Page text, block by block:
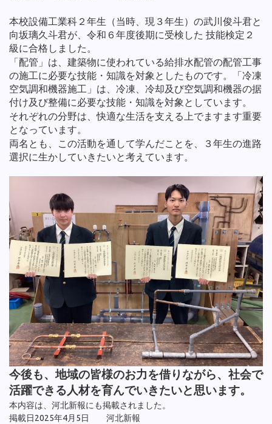
本校設備工業科２年生（当時、現３年生）の武川俊斗君と
向坂璃久斗君が、令和６年度後期に受検した 技能検定２
級に合格しました。
「配管」は、建築物に使われている給排水配管の配管工事
の施工に必要な技能・知識を対象としたものです。
「冷凍
空気調和機器施工」は、冷凍、冷却及び空気調和機器の据
付け及び整備に必要な技能・知識を対象としています。
それぞれの分野は、快適な生活を支える上でますます重要
となっています。
両名とも、この活動を通して学んだことを、３年生の進路
選択に生かしていきたいと考えています。
今後も、地域の皆様のお力を借りながら、社会で
活躍できる人材を育んでいきたいと思います。
本内容は、河北新報にも掲載されました。
掲載日2025年4月5日 河北新報